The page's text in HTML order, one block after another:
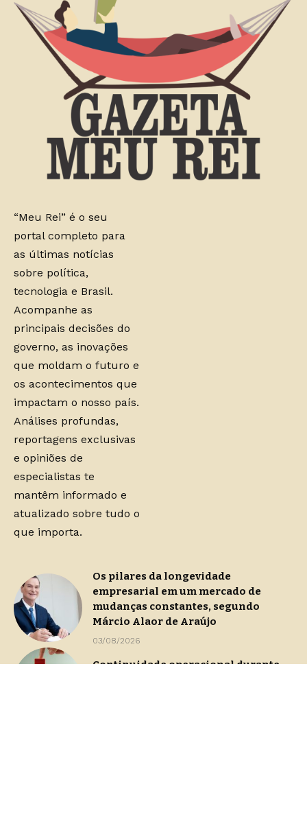
“Meu Rei” é o seu
portal completo para
as últimas notícias
sobre política,
tecnologia e Brasil.
Acompanhe as
principais decisões do
governo, as inovações
que moldam o futuro e
os acontecimentos que
impactam o nosso país.
Análises profundas,
reportagens exclusivas
e opiniões de
especialistas te
mantêm informado e
atualizado sobre tudo o
que importa.
Os pilares da longevidade
empresarial em um mercado de
mudanças constantes, segundo
Márcio Alaor de Araújo
03/08/2026
Continuidade operacional durante